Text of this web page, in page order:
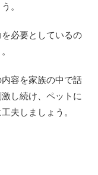
。
必要としているの
容を家族の中で話
し続け、ペットに
夫しましょう。